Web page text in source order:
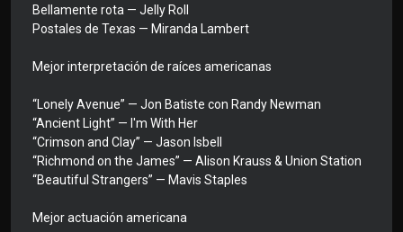
Bellamente rota — Jelly Roll
Postales de Texas — Miranda Lambert
Mejor interpretación de raíces americanas
“Lonely Avenue” — Jon Batiste con Randy Newman
“Ancient Light” — I'm With Her
“Crimson and Clay” — Jason Isbell
“Richmond on the James” — Alison Krauss & Union Station
“Beautiful Strangers” — Mavis Staples
Mejor actuación americana